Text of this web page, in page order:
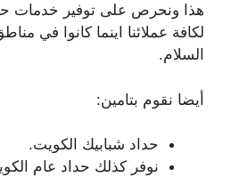
هذا ونحرص على توفير خدمات
لكافة عملائنا اينما كانوا في
السلام.
أيضا نقوم بتامين:
حداد شبابيك الكويت.
نوفر كذلك حداد عام